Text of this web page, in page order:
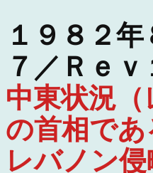
１９８２
７／Ｒｅｖ
中東状況
の首相で
レバノン